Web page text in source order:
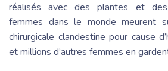
réalisés avec des plantes et
femmes dans le monde meurent
chirurgicale clandestine pour cause
et millions d’autres femmes en